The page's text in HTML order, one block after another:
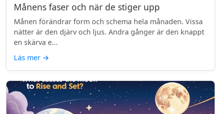
Månens faser och när de stiger upp
Månen förändrar form och schema hela månaden. Vissa
nätter är den djärv och ljus. Andra gånger är den knappt
en skärva e...
Läs mer →